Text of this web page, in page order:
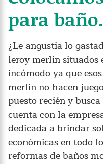
para baño.
¿Le angustia lo
leroy merlin situados
incómodo ya que
merlin no hacen
puesto recién y
cuenta con la
dedicada a brindar
económicas en todo
reformas de baños